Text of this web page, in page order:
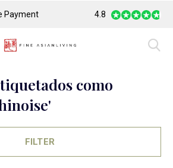
Largest Collection
4.8
como
FILTER